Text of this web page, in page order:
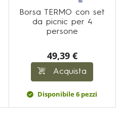
Borsa TERMO con set
da picnic per 4
persone
49,39 €
Acquista
Disponibile 6 pezzi